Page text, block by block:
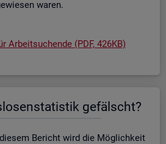
waren.
Ar­beit­su­chen­de (PDF, 426KB)
ge­fälscht?
Be­richt wird die Mög­lich­keit